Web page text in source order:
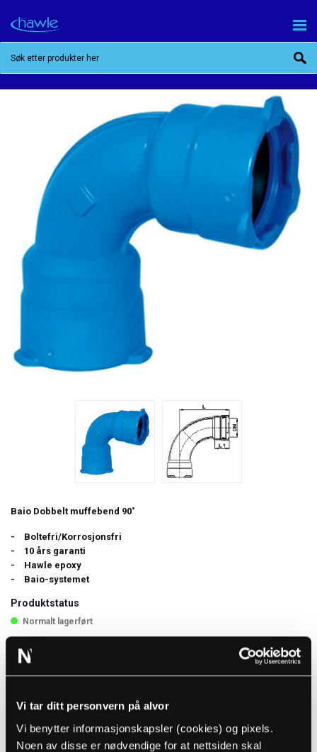
Vi tar ditt personvern på alvor
Vi benytter informasjonskapsler (cookies) og pixels.
Noen av disse er nødvendige for at nettsiden skal
BAIO DOBBELT MUFFEBEND 90˚
Baio Dobbelt muffebend 90˚
Boltefri/Korrosjonsfri
10 års garanti
Hawle epoxy
Baio-systemet
Produktstatus
Normalt lagerført
Variant-tabell
NRF nr. Art. nr.
2104323 5014935 80 16